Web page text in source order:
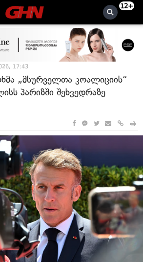
12+
17:43
„მსურველთა კოალიციის“
პარიზში შეხვედრაზე